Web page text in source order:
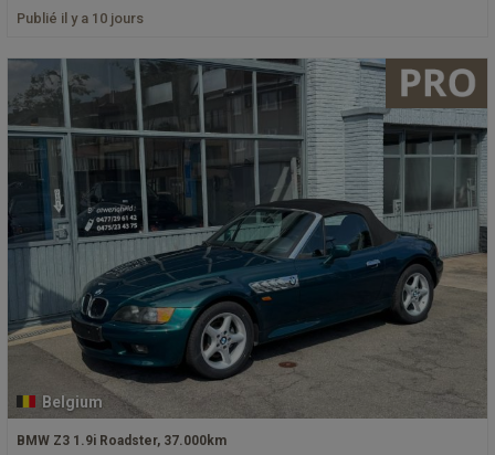
Publié il y a 10 jours
Belgium
BMW Z3 1.9i Roadster, 37.000km